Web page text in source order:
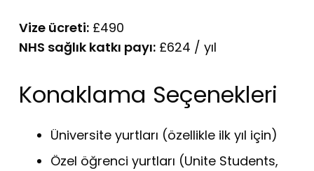
Vize ücreti: £490
NHS sağlık katkı payı: £624 / yıl
Konaklama Seçenekleri
Üniversite yurtları (özellikle ilk yıl için)
Özel öğrenci yurtları (Unite Students,